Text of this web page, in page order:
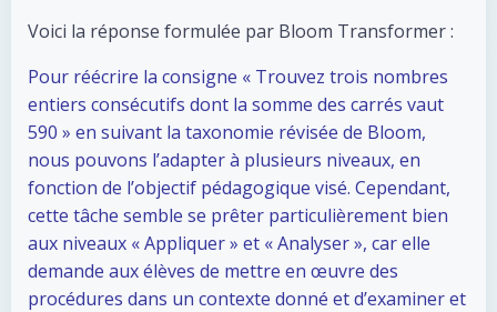
Voici la réponse formulée par Bloom Transformer :
Pour réécrire la consigne « Trouvez trois nombres
entiers consécutifs dont la somme des carrés vaut
590 » en suivant la taxonomie révisée de Bloom,
nous pouvons l’adapter à plusieurs niveaux, en
fonction de l’objectif pédagogique visé. Cependant,
cette tâche semble se prêter particulièrement bien
aux niveaux « Appliquer » et « Analyser », car elle
demande aux élèves de mettre en œuvre des
procédures dans un contexte donné et d’examiner et